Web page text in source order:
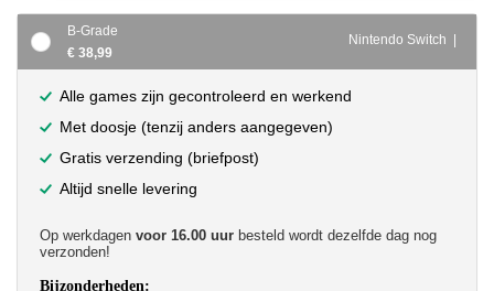
B-Grade
€ 38,99
Nintendo Switch |
Alle games zijn gecontroleerd en werkend
Met doosje (tenzij anders aangegeven)
Gratis verzending (briefpost)
Altijd snelle levering
Op werkdagen voor 16.00 uur besteld wordt dezelfde dag nog
verzonden!
Bijzonderheden: